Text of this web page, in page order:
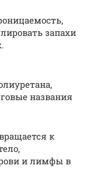
запахи
названия
к
и лимфы в